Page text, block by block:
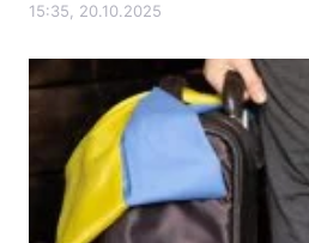
15:35, 20.10.2025